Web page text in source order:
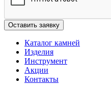
Каталог камней
Изделия
Инструмент
Акции
Контакты